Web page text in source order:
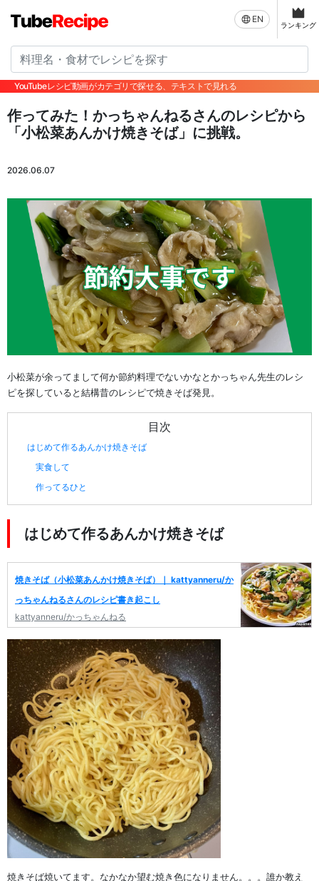
EN
ランキング
YouTubeレシピ動画がカテゴリで探せる、テキストで見れる
作ってみた！かっちゃんねるさんのレシピから
「小松菜あんかけ焼きそば」に挑戦。
2026.06.07
小松菜が余ってまして何か節約料理でないかなとかっちゃん先生のレシ
ピを探していると結構昔のレシピで焼きそば発見。
目次
はじめて作るあんかけ焼きそば
実食して
作ってるひと
はじめて作るあんかけ焼きそば
焼きそば（小松菜あんかけ焼きそば）｜ kattyanneru/か
っちゃんねるさんのレシピ書き起こし
kattyanneru/かっちゃんねる
焼きそば焼いてます。なかなか望む焼き色になりません。。。誰か教え